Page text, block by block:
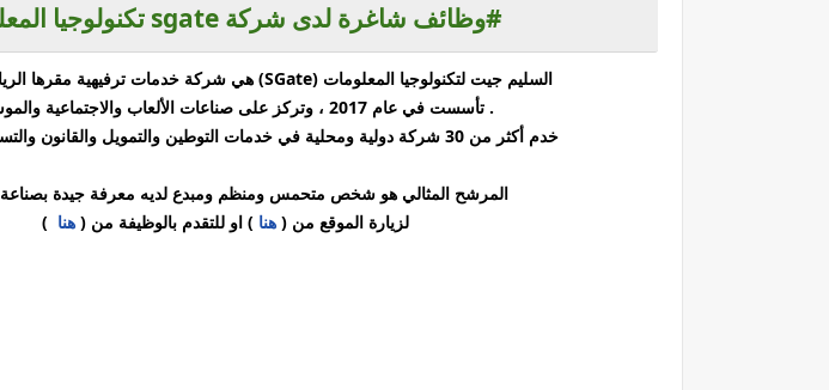
#وظائف شاغرة لدى شركة sgate تكنولوجيا المعلومات
السليم جيت لتكنولوجيا المعلومات (SGate) هي شركة خدمات ترفيهية مقرها الرياض ، السعودية
. تأسست في عام 2017 ، وتركز على صناعات الألعاب والاجتماعية والموسيقى.
خدم أكثر من 30 شركة دولية ومحلية في خدمات التوطين والتمويل والقانون والتسويق والبطولات.
المرشح المثالي هو شخص متحمس ومنظم ومبدع لديه معرفة جيدة بصناعة
لزيارة الموقع من ( هنا ) او للتقدم بالوظيفة من ( هنا )